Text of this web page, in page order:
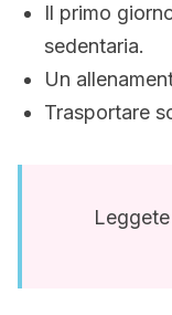
Il primo
sedentaria.
Un
Trasportare